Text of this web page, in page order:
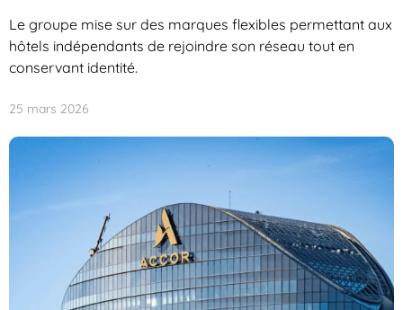
Le groupe mise sur des marques flexibles permettant aux
hôtels indépendants de rejoindre son réseau tout en
conservant identité.
25 mars 2026